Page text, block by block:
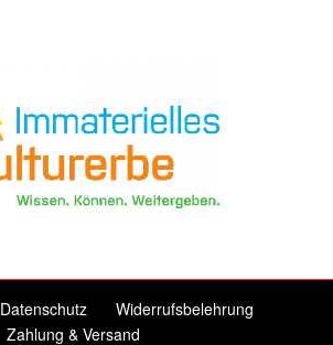
Datenschutz
Widerrufsbelehrung
Zahlung & Versand